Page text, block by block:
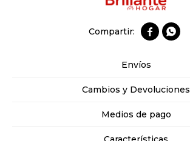
 
Envíos
Cambios y Devoluciones
Medios de pago